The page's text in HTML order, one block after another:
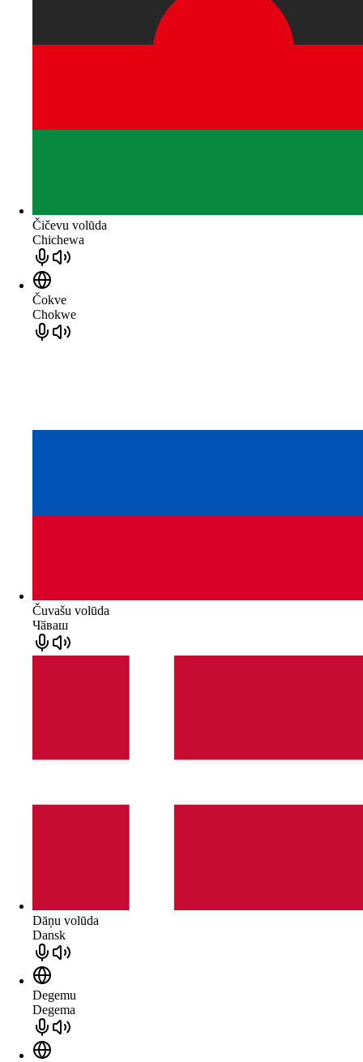
Čičevu volūda
Chichewa
Čokve
Chokwe
Čuvašu volūda
Чӑваш
Dāņu volūda
Dansk
Degemu
Degema